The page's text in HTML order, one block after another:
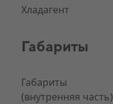
Хладагент
Габариты
Габариты
(внутренняя часть)